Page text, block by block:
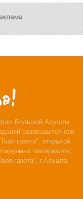
Большой Алушты.
разрешается при
газета", открытой
материалов;
газета", г.Алушта